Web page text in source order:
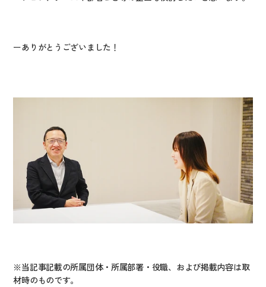
ーありがとうございました！
※当記事記載の所属団体・所属部署・役職、および掲載内容は取
材時のものです。